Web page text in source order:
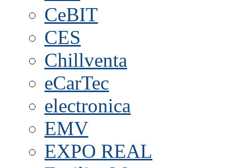
CeBIT
CES
Chillventa
eCarTec
electronica
EMV
EXPO REAL